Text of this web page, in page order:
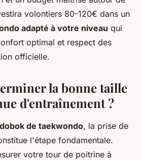
volontiers 80-120€ dans un
adapté à votre niveau qui
optimal et respect des
officielle.
la bonne taille
d'entraînement ?
de taekwondo, la prise de
l'étape fondamentale.
votre tour de poitrine à